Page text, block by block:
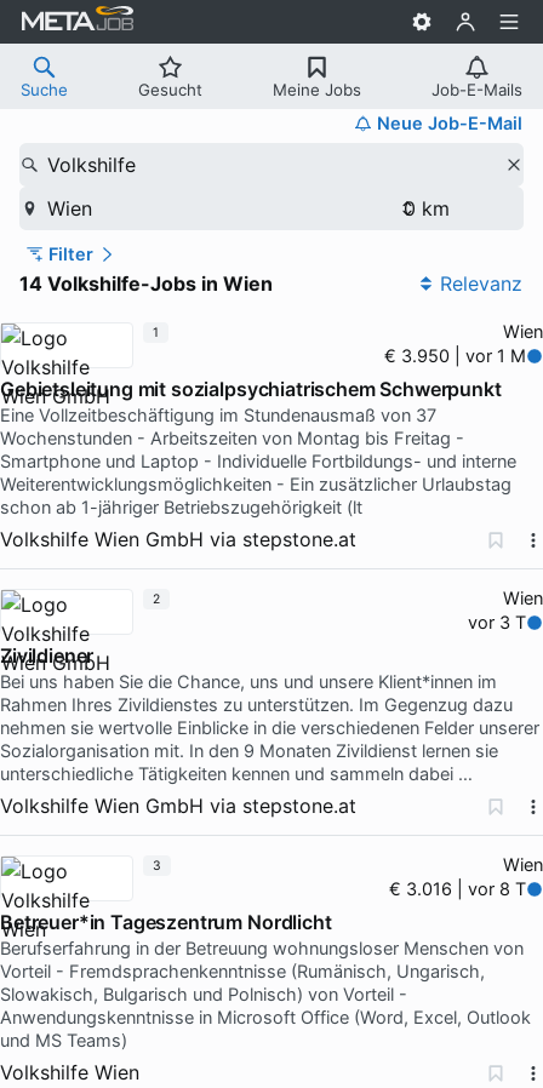
Suche Gesucht Meine Jobs Job-E-Mails
Neue Job-E-Mail
Volkshilfe
Wien
Filter
14 Volkshilfe-Jobs in Wien Relevanz
Wien
€ 3.950 | vor 1 M
Gebietsleitung mit sozialpsychiatrischem Schwerpunkt
Eine Vollzeitbeschäftigung im Stundenausmaß von 37
Wochenstunden - Arbeitszeiten von Montag bis Freitag -
Smartphone und Laptop - Individuelle Fortbildungs- und interne
Weiterentwicklungsmöglichkeiten - Ein zusätzlicher Urlaubstag
schon ab 1-jähriger Betriebszugehörigkeit (lt
Volkshilfe Wien GmbH via stepstone.at
1
Wien
vor 3 T
Zivildiener
Bei uns haben Sie die Chance, uns und unsere Klient*innen im
Rahmen Ihres Zivildienstes zu unterstützen. Im Gegenzug dazu
nehmen sie wertvolle Einblicke in die verschiedenen Felder unserer
Sozialorganisation mit. In den 9 Monaten Zivildienst lernen sie
unterschiedliche Tätigkeiten kennen und sammeln dabei …
Volkshilfe Wien GmbH via stepstone.at
2
Wien
€ 3.016 | vor 8 T
Betreuer*in Tageszentrum Nordlicht
Berufserfahrung in der Betreuung wohnungsloser Menschen von
Vorteil - Fremdsprachenkenntnisse (Rumänisch, Ungarisch,
Slowakisch, Bulgarisch und Polnisch) von Vorteil -
Anwendungskenntnisse in Microsoft Office (Word, Excel, Outlook
und MS Teams)
Volkshilfe Wien
3